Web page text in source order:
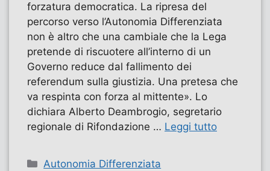
forzatura democratica. La ripresa del
percorso verso l’Autonomia Differenziata
non è altro che una cambiale che la Lega
pretende di riscuotere all’interno di un
Governo reduce dal fallimento dei
referendum sulla giustizia. Una pretesa che
va respinta con forza al mittente». Lo
dichiara Alberto Deambrogio, segretario
regionale di Rifondazione … Leggi tutto
Categorie
Autonomia Differenziata